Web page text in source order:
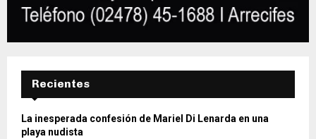
Recientes
La inesperada confesión de Mariel Di Lenarda en una
playa nudista